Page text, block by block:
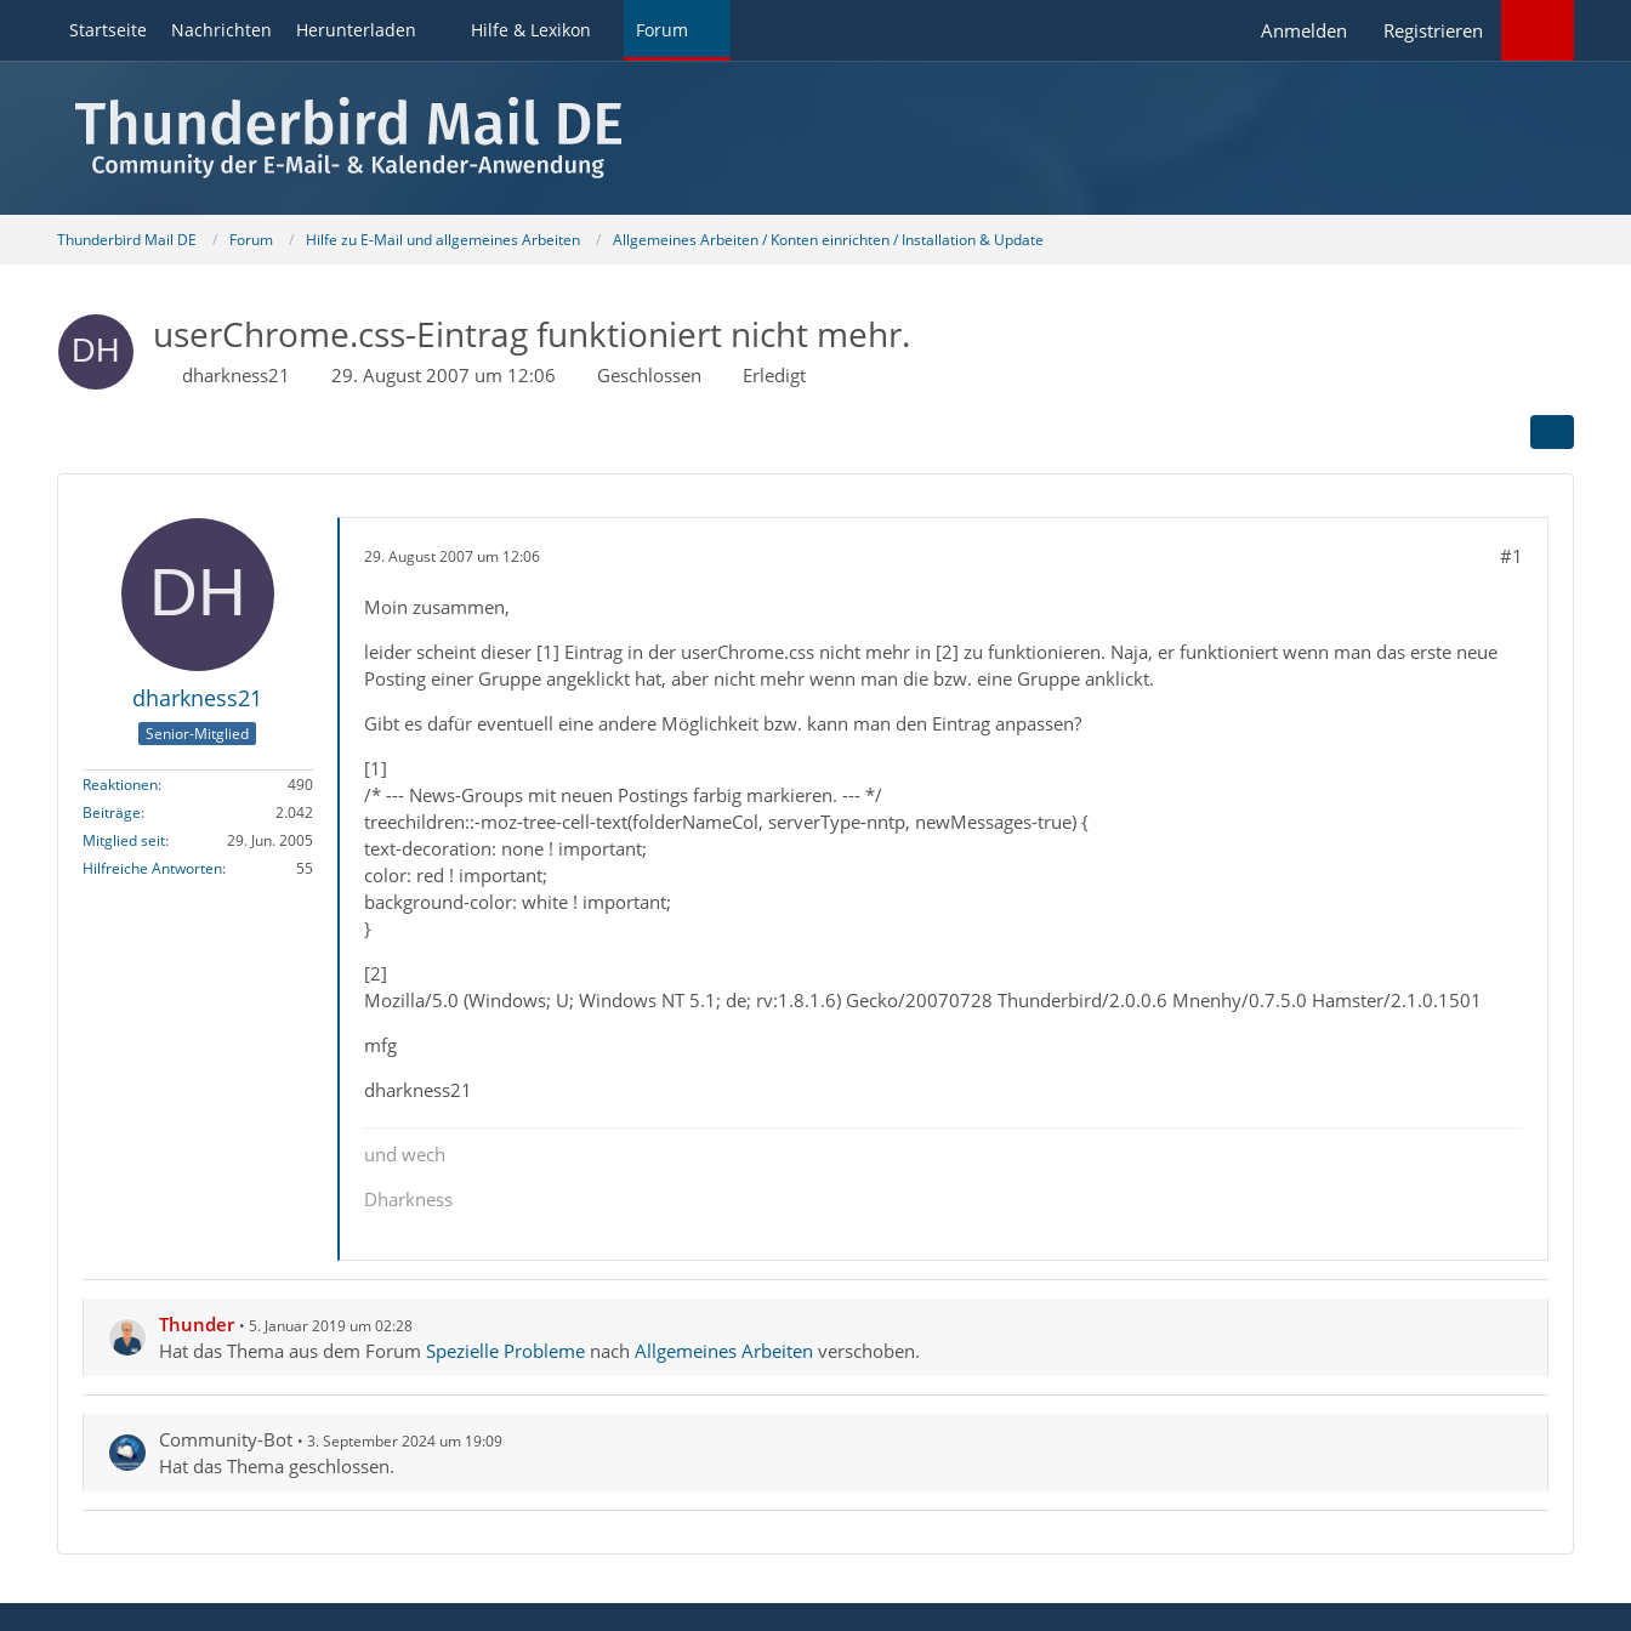
Startseite Nachrichten Herunterladen Hilfe & Lexikon Forum Anmelden Registrieren
Thunderbird Mail DE Forum Hilfe zu E-Mail und allgemeines Arbeiten Allgemeines Arbeiten / Konten einrichten / Installation & Update
userChrome.css-Eintrag funktioniert nicht mehr.
dharkness21 29. August 2007 um 12:06 Geschlossen Erledigt
dharkness21
Senior-Mitglied
Reaktionen
490
Beiträge
2.042
Mitglied seit
29. Jun. 2005
Hilfreiche Antworten
55
29. August 2007 um 12:06 #1
Moin zusammen,
leider scheint dieser [1] Eintrag in der userChrome.css nicht mehr in [2] zu funktionieren. Naja, er funktioniert wenn man das erste neue
Posting einer Gruppe angeklickt hat, aber nicht mehr wenn man die bzw. eine Gruppe anklickt.
Gibt es dafür eventuell eine andere Möglichkeit bzw. kann man den Eintrag anpassen?
[1]
/* --- News-Groups mit neuen Postings farbig markieren. --- */
treechildren::-moz-tree-cell-text(folderNameCol, serverType-nntp, newMessages-true) {
text-decoration: none ! important;
color: red ! important;
background-color: white ! important;
}
[2]
Mozilla/5.0 (Windows; U; Windows NT 5.1; de; rv:1.8.1.6) Gecko/20070728 Thunderbird/2.0.0.6 Mnenhy/0.7.5.0 Hamster/2.1.0.1501
mfg
dharkness21
und wech
Dharkness
Thunder 5. Januar 2019 um 02:28
Hat das Thema aus dem Forum Spezielle Problemenach Allgemeines Arbeiten verschoben.
Community-Bot 3. September 2024 um 19:09
Hat das Thema geschlossen.